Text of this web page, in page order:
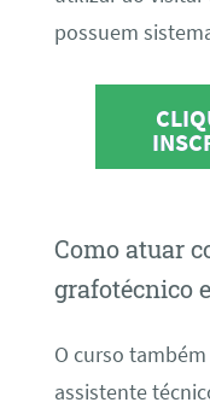
possuem
Como atuar
grafotécnico
O curso
assistente